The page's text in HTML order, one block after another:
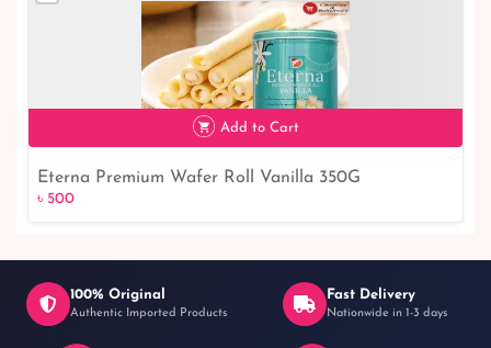
৳ 500
Add to Cart
Eterna Premium Wafer Roll Vanilla 350G
৳ 500
100% Original
Authentic Imported Products
Fast Delivery
Nationwide in 1-3 days